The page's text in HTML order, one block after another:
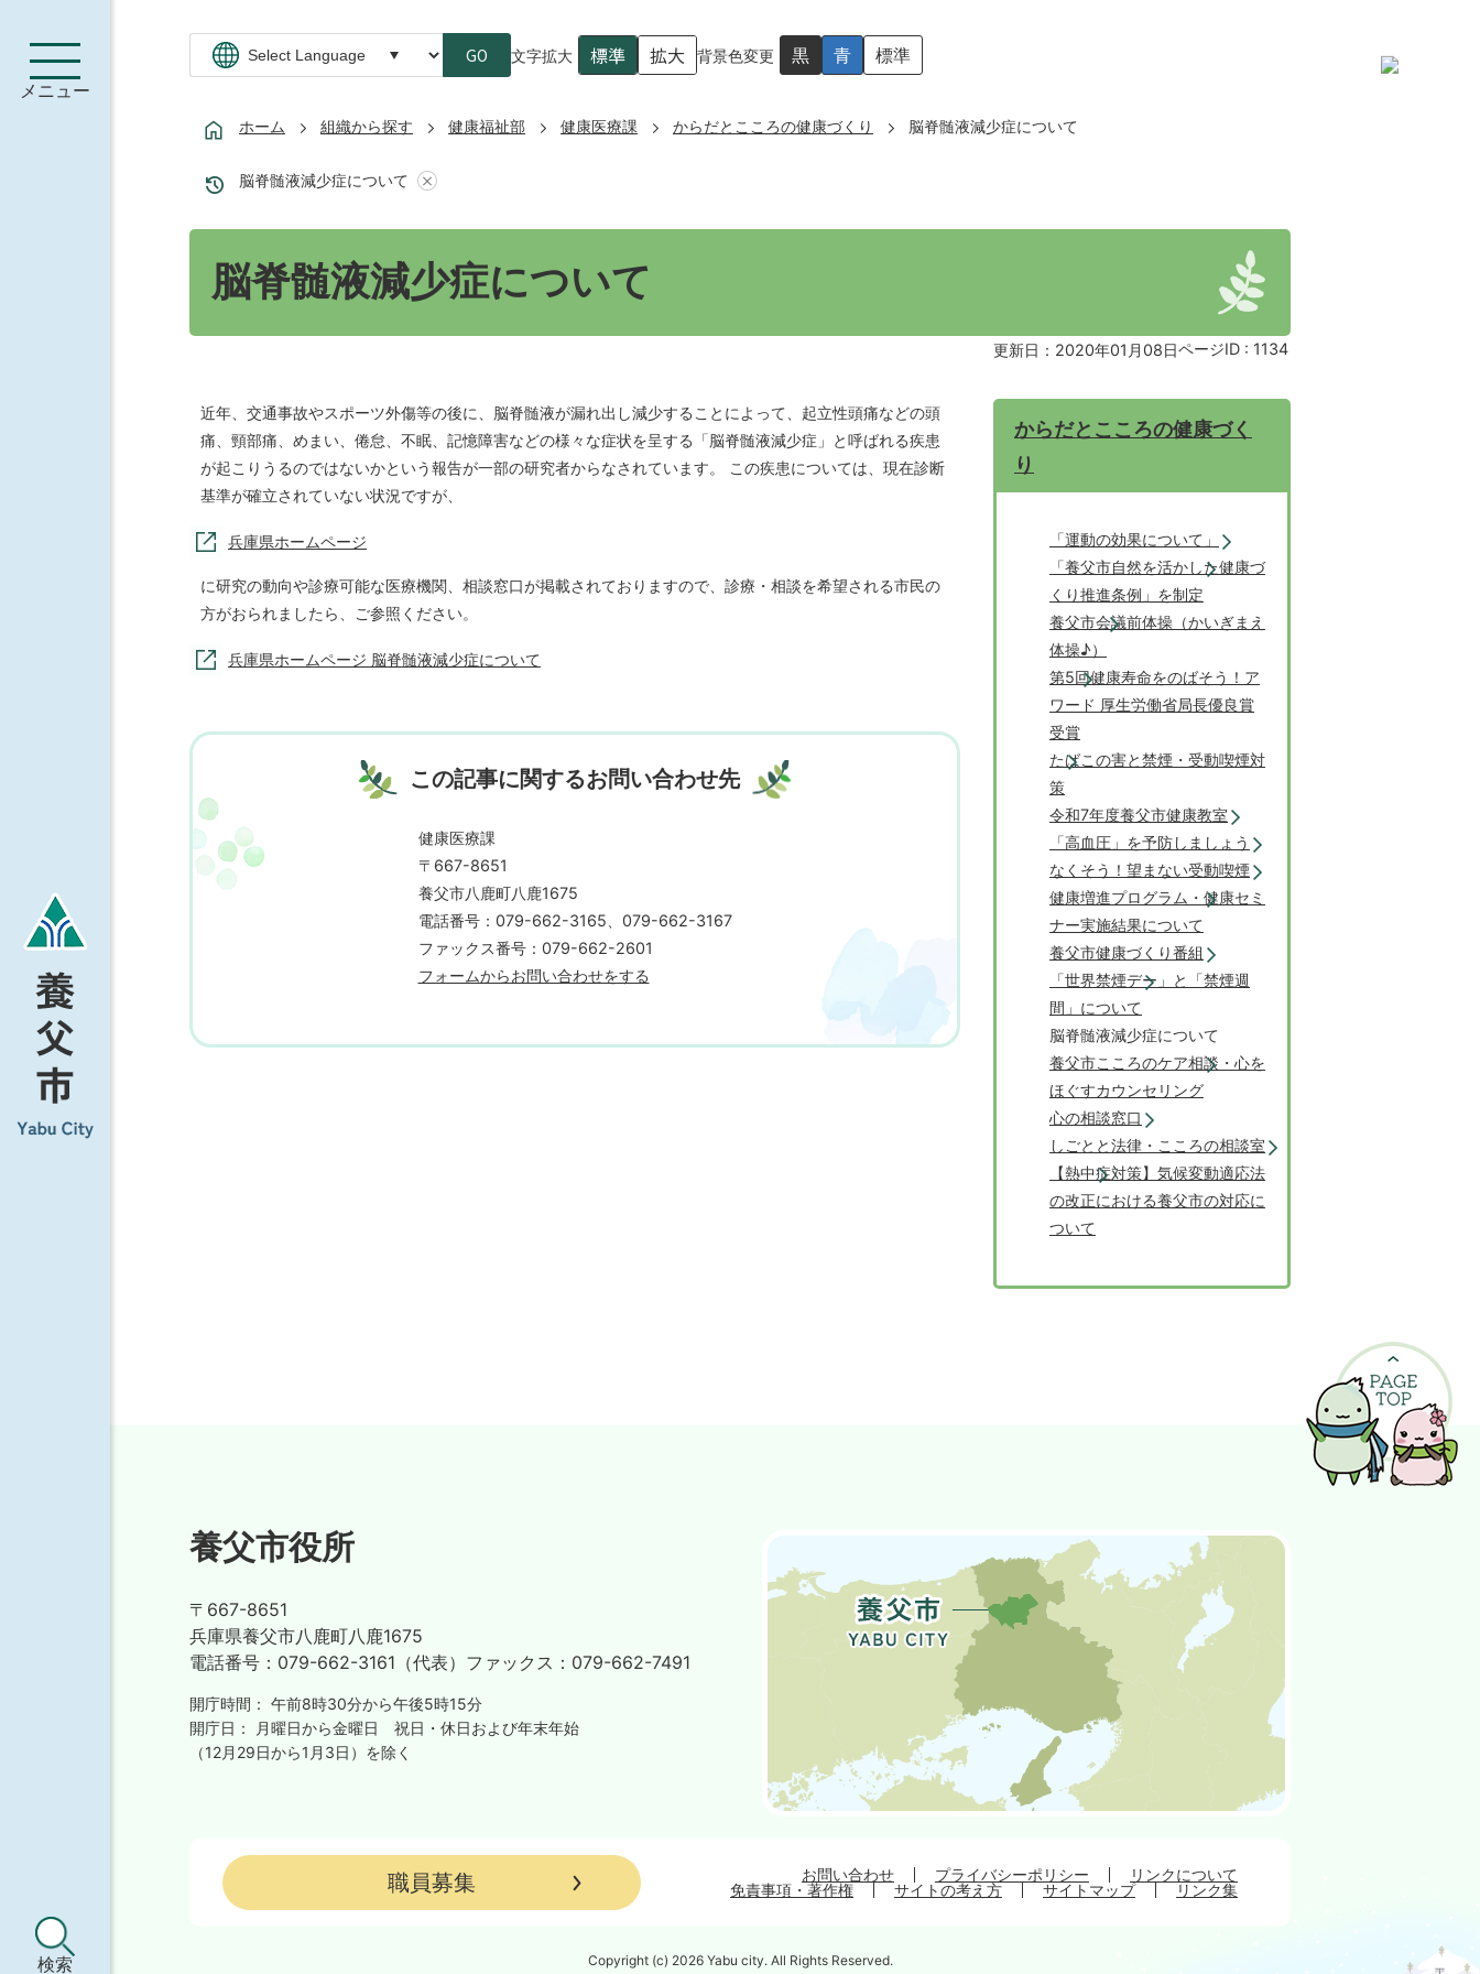
メニュー
検索
GO 文字拡大 標準 拡大 背景色変更 黒 青 標準
ホーム 組織から探す 健康福祉部 健康医療課 からだとこころの健康づくり 脳脊髄液減少症について
脳脊髄液減少症について
脳脊髄液減少症について
更新日：2020年01月08日ページID : 1134
近年、交通事故やスポーツ外傷等の後に、脳脊髄液が漏れ出し減少することによって、起立性頭痛などの頭
痛、頸部痛、めまい、倦怠、不眠、記憶障害などの様々な症状を呈する「脳脊髄液減少症」と呼ばれる疾患
が起こりうるのではないかという報告が一部の研究者からなされています。 この疾患については、現在診断
基準が確立されていない状況ですが、
兵庫県ホームページ
に研究の動向や診療可能な医療機関、相談窓口が掲載されておりますので、診療・相談を希望される市民の
方がおられましたら、ご参照ください。
兵庫県ホームページ 脳脊髄液減少症について
この記事に関するお問い合わせ先
健康医療課
〒667-8651
養父市八鹿町八鹿1675
電話番号：079-662-3165、079-662-3167
ファックス番号：079-662-2601
フォームからお問い合わせをする
からだとこころの健康づく
り
「運動の効果について」
「養父市自然を活かした健康づ
くり推進条例」を制定
養父市会議前体操（かいぎまえ
体操♪）
第5回健康寿命をのばそう！ア
ワード 厚生労働省局長優良賞
受賞
たばこの害と禁煙・受動喫煙対
策
令和7年度養父市健康教室
「高血圧」を予防しましょう
なくそう！望まない受動喫煙
健康増進プログラム・健康セミ
ナー実施結果について
養父市健康づくり番組
「世界禁煙デー」と「禁煙週
間」について
脳脊髄液減少症について
養父市こころのケア相談・心を
ほぐすカウンセリング
心の相談窓口
しごとと法律・こころの相談室
【熱中症対策】気候変動適応法
の改正における養父市の対応に
ついて
養父市役所
〒667-8651
兵庫県養父市八鹿町八鹿1675
電話番号： 079-662-3161（代表） ファックス： 079-662-7491
開庁時間： 午前8時30分から午後5時15分
開庁日：
月曜日から金曜日
祝日・休日および年末年始
（12月29日から1月3日）を除く
職員募集 お問い合わせ プライバシーポリシー
リンクについて
免責事項・著作権
サイトの考え方 サイトマップ リンク集
Copyright (c) 2026 Yabu city. All Rights Reserved.